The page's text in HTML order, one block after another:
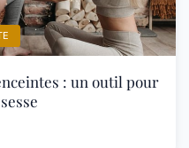
: un outil pour